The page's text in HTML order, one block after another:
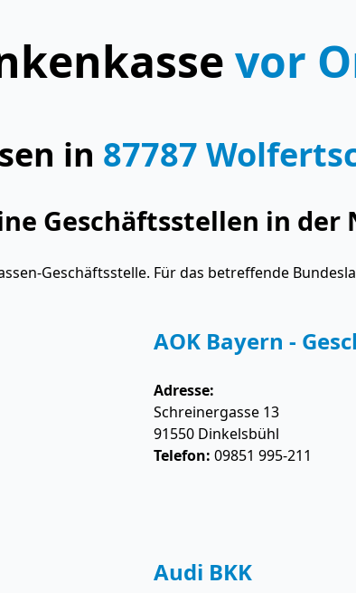
vor
in 87787
Geschäftsstellen in der
Geschäftsstelle. Für das betreffende
AOK Bayern -
Adresse:
Schreinergasse 13
91550 Dinkelsbühl
Telefon: 09851 995-211
Audi BKK